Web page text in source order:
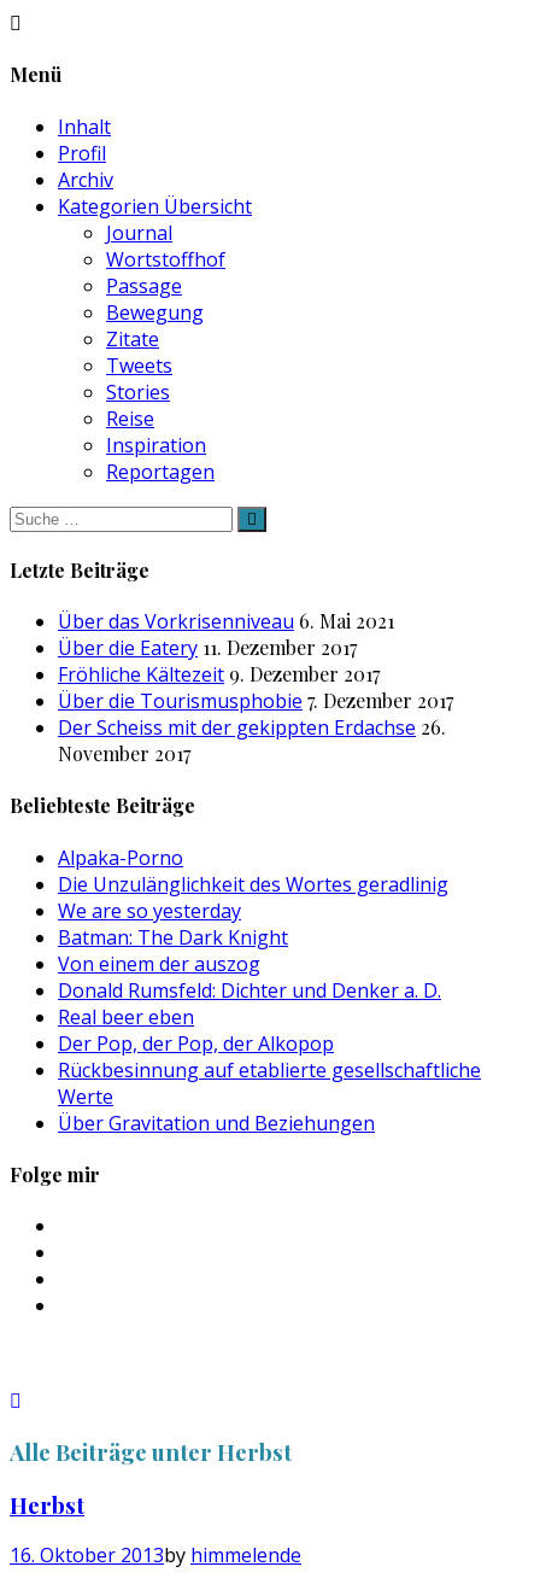
Menü
Inhalt
Profil
Archiv
Kategorien Übersicht
Journal
Wortstoffhof
Passage
Bewegung
Zitate
Tweets
Stories
Reise
Inspiration
Reportagen
Suche
nach:
Letzte Beiträge
Über das Vorkrisenniveau 6. Mai 2021
Über die Eatery 11. Dezember 2017
Fröhliche Kältezeit 9. Dezember 2017
Über die Tourismusphobie 7. Dezember 2017
Der Scheiss mit der gekippten Erdachse 26.
November 2017
Beliebteste Beiträge
Alpaka-Porno
Die Unzulänglichkeit des Wortes geradlinig
We are so yesterday
Batman: The Dark Knight
Von einem der auszog
Donald Rumsfeld: Dichter und Denker a. D.
Real beer eben
Der Pop, der Pop, der Alkopop
Rückbesinnung auf etablierte gesellschaftliche
Werte
Über Gravitation und Beziehungen
Folge mir
anzeigen
Alle Beiträge unter Herbst
Herbst
16. Oktober 2013by himmelende